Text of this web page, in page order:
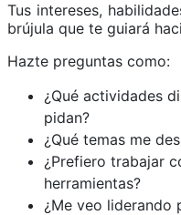
Tus intereses,
brújula que te guiará
Hazte preguntas como:
¿Qué actividades
pidan?
¿Qué temas me
¿Prefiero trabajar
herramientas?
¿Me veo liderando